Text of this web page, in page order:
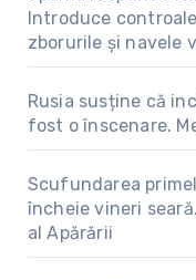
Introduce
zborurile și navele
Rusia susține că
fost o înscenare.
Scufundarea
încheie vineri
al Apărării